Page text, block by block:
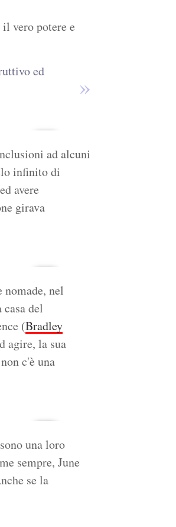
vero potere e
ed
ad alcuni
infinito di
avere
girava
nel
del
(Bradley
agire, la sua
c'è una
una loro
sempre, June
se la